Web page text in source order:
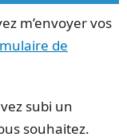
m’envoyer vos
de
subi un
souhaitez.